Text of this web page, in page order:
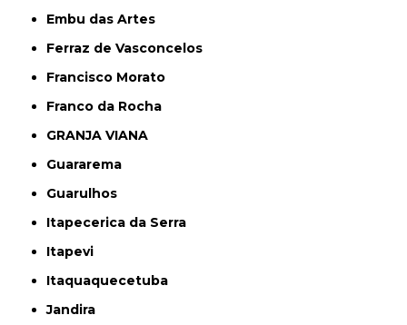
Embu das Artes
Ferraz de Vasconcelos
Francisco Morato
Franco da Rocha
GRANJA VIANA
Guararema
Guarulhos
Itapecerica da Serra
Itapevi
Itaquaquecetuba
Jandira